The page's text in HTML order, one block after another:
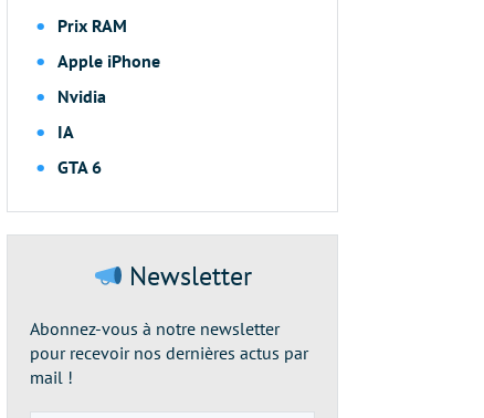
Prix RAM
Apple iPhone
Nvidia
IA
GTA 6
Newsletter
Abonnez-vous à notre newsletter
pour recevoir nos dernières actus par
mail !